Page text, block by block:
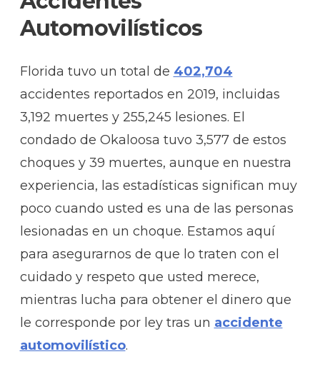
Automovilísticos
Florida tuvo un total de 402,704
accidentes reportados en 2019, incluidas
3,192 muertes y 255,245 lesiones. El
condado de Okaloosa tuvo 3,577 de estos
choques y 39 muertes, aunque en nuestra
experiencia, las estadísticas significan muy
poco cuando usted es una de las personas
lesionadas en un choque. Estamos aquí
para asegurarnos de que lo traten con el
cuidado y respeto que usted merece,
mientras lucha para obtener el dinero que
le corresponde por ley tras un accidente
automovilístico.